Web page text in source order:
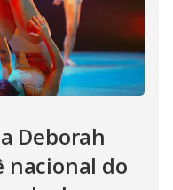
Deborah
nacional do